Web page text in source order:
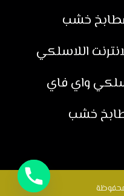
خشب
اللاسلكي
واي فاي
خشب